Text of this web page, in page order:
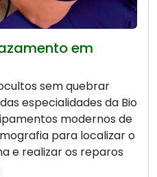
em
sem quebrar
especialidades da Bio
modernos de
para localizar o
e realizar os reparos